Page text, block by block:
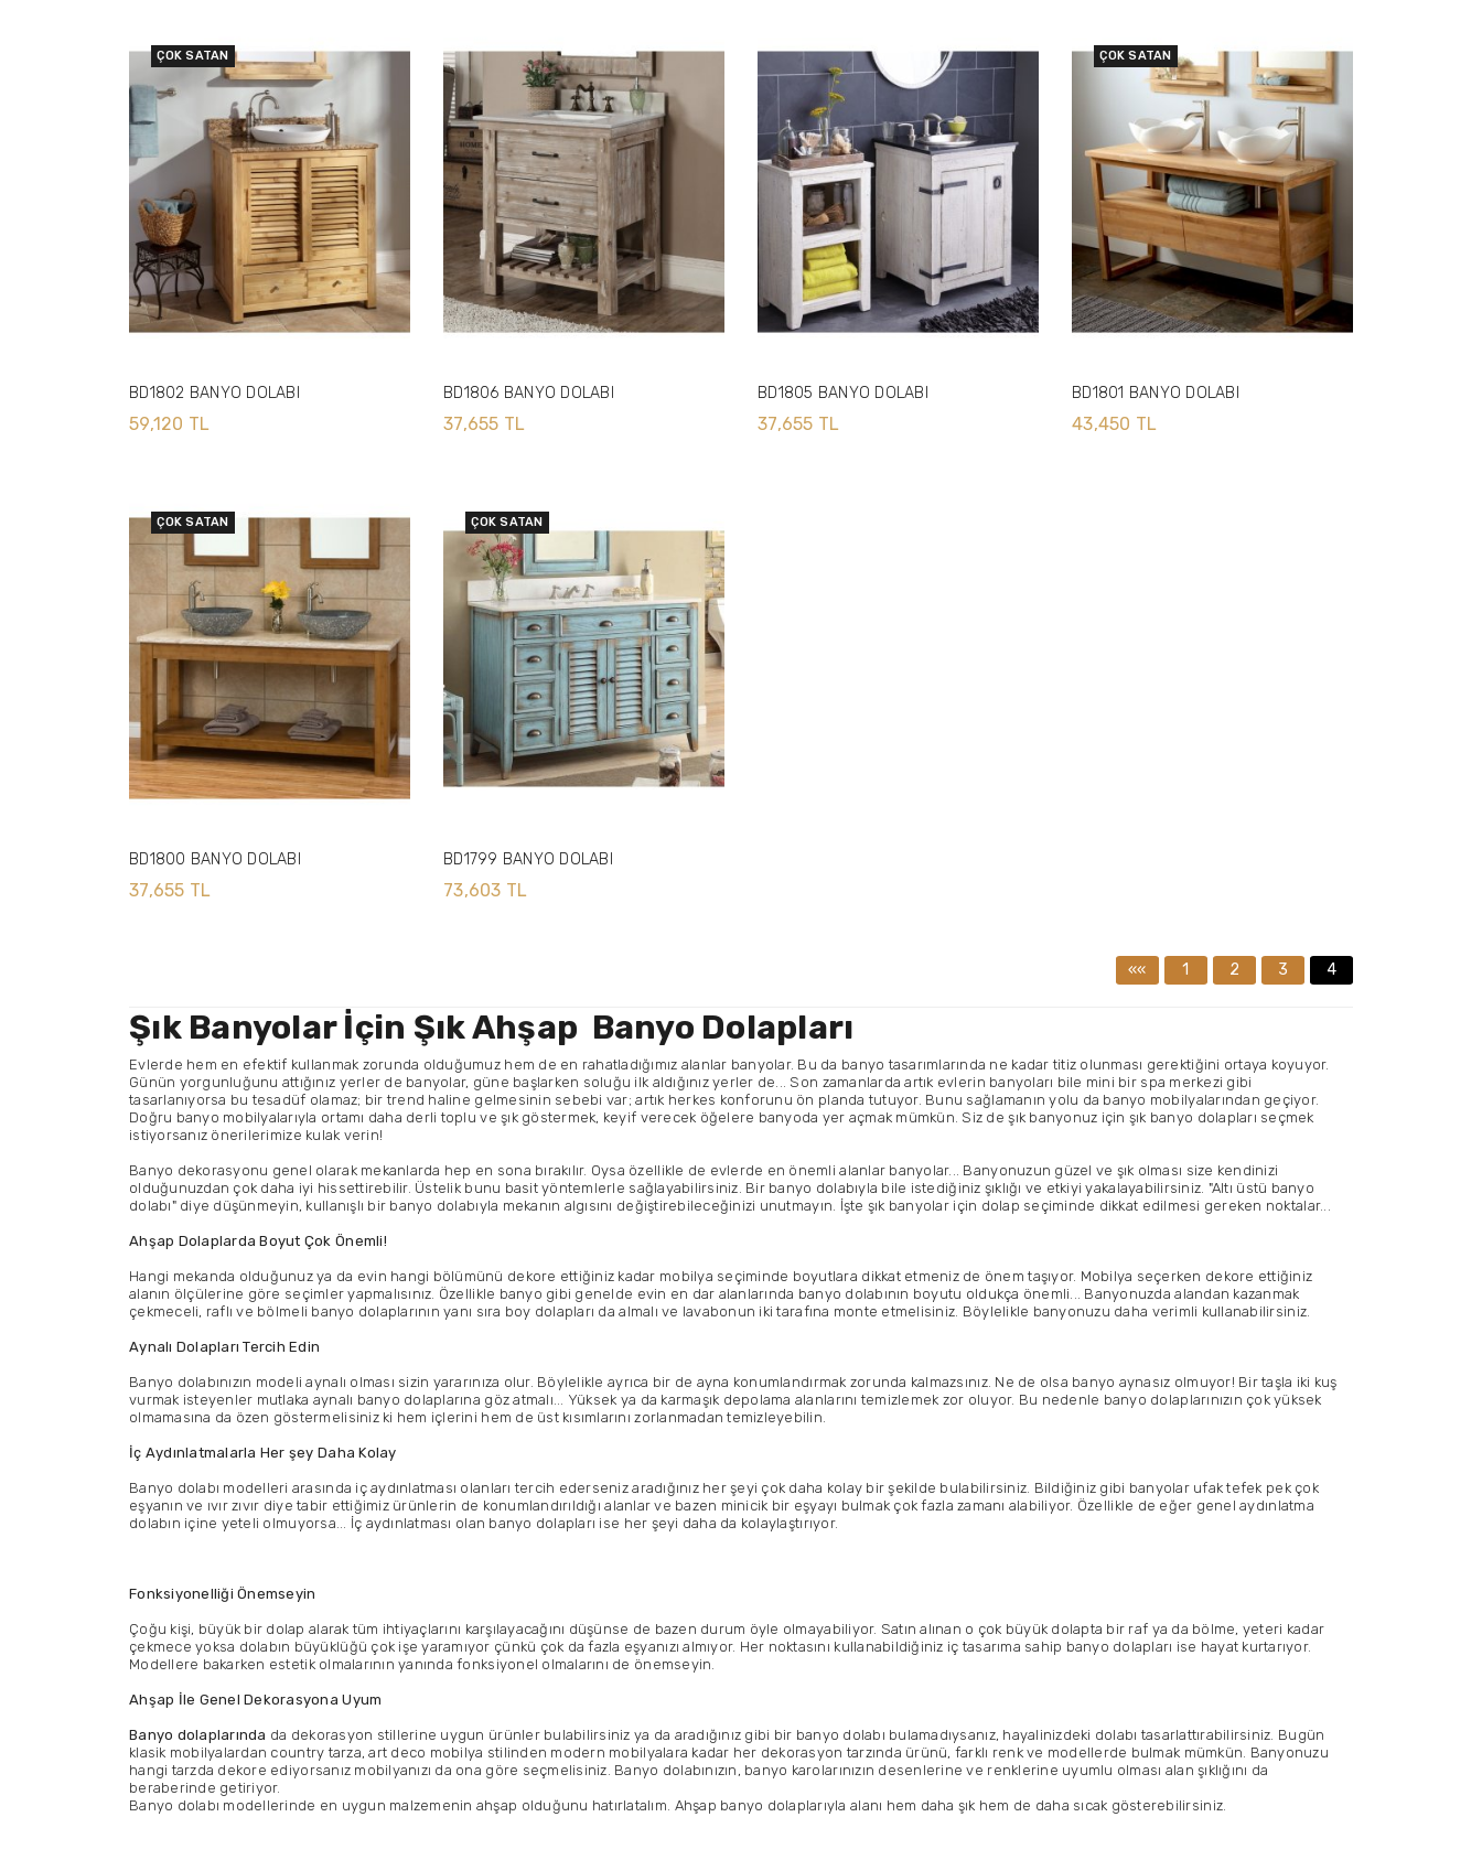
ÇOK SATAN
BD1802 BANYO DOLABI
59,120 TL
BD1806 BANYO DOLABI
37,655 TL
BD1805 BANYO DOLABI
37,655 TL
ÇOK SATAN
BD1801 BANYO DOLABI
43,450 TL
ÇOK SATAN
BD1800 BANYO DOLABI
37,655 TL
ÇOK SATAN
BD1799 BANYO DOLABI
73,603 TL
«« 1 2 3 4
Şık Banyolar İçin Şık Ahşap Banyo Dolapları
Evlerde hem en efektif kullanmak zorunda olduğumuz hem de en rahatladığımız alanlar banyolar. Bu da banyo tasarımlarında ne kadar titiz olunması gerektiğini ortaya koyuyor.
Günün yorgunluğunu attığınız yerler de banyolar, güne başlarken soluğu ilk aldığınız yerler de... Son zamanlarda artık evlerin banyoları bile mini bir spa merkezi gibi
tasarlanıyorsa bu tesadüf olamaz; bir trend haline gelmesinin sebebi var; artık herkes konforunu ön planda tutuyor. Bunu sağlamanın yolu da banyo mobilyalarından geçiyor.
Doğru banyo mobilyalarıyla ortamı daha derli toplu ve şık göstermek, keyif verecek öğelere banyoda yer açmak mümkün. Siz de şık banyonuz için şık banyo dolapları seçmek
istiyorsanız önerilerimize kulak verin!
Banyo dekorasyonu genel olarak mekanlarda hep en sona bırakılır. Oysa özellikle de evlerde en önemli alanlar banyolar... Banyonuzun güzel ve şık olması size kendinizi
olduğunuzdan çok daha iyi hissettirebilir. Üstelik bunu basit yöntemlerle sağlayabilirsiniz. Bir banyo dolabıyla bile istediğiniz şıklığı ve etkiyi yakalayabilirsiniz. "Altı üstü banyo
dolabı" diye düşünmeyin, kullanışlı bir banyo dolabıyla mekanın algısını değiştirebileceğinizi unutmayın. İşte şık banyolar için dolap seçiminde dikkat edilmesi gereken noktalar...
Ahşap Dolaplarda Boyut Çok Önemli!
Hangi mekanda olduğunuz ya da evin hangi bölümünü dekore ettiğiniz kadar mobilya seçiminde boyutlara dikkat etmeniz de önem taşıyor. Mobilya seçerken dekore ettiğiniz
alanın ölçülerine göre seçimler yapmalısınız. Özellikle banyo gibi genelde evin en dar alanlarında banyo dolabının boyutu oldukça önemli... Banyonuzda alandan kazanmak
çekmeceli, raflı ve bölmeli banyo dolaplarının yanı sıra boy dolapları da almalı ve lavabonun iki tarafına monte etmelisiniz. Böylelikle banyonuzu daha verimli kullanabilirsiniz.
Aynalı Dolapları Tercih Edin
Banyo dolabınızın modeli aynalı olması sizin yararınıza olur. Böylelikle ayrıca bir de ayna konumlandırmak zorunda kalmazsınız. Ne de olsa banyo aynasız olmuyor! Bir taşla iki kuş
vurmak isteyenler mutlaka aynalı banyo dolaplarına göz atmalı... Yüksek ya da karmaşık depolama alanlarını temizlemek zor oluyor. Bu nedenle banyo dolaplarınızın çok yüksek
olmamasına da özen göstermelisiniz ki hem içlerini hem de üst kısımlarını zorlanmadan temizleyebilin.
İç Aydınlatmalarla Her şey Daha Kolay
Banyo dolabı modelleri arasında iç aydınlatması olanları tercih ederseniz aradığınız her şeyi çok daha kolay bir şekilde bulabilirsiniz. Bildiğiniz gibi banyolar ufak tefek pek çok
eşyanın ve ıvır zıvır diye tabir ettiğimiz ürünlerin de konumlandırıldığı alanlar ve bazen minicik bir eşyayı bulmak çok fazla zamanı alabiliyor. Özellikle de eğer genel aydınlatma
dolabın içine yeteli olmuyorsa... İç aydınlatması olan banyo dolapları ise her şeyi daha da kolaylaştırıyor.
Fonksiyonelliği Önemseyin
Çoğu kişi, büyük bir dolap alarak tüm ihtiyaçlarını karşılayacağını düşünse de bazen durum öyle olmayabiliyor. Satın alınan o çok büyük dolapta bir raf ya da bölme, yeteri kadar
çekmece yoksa dolabın büyüklüğü çok işe yaramıyor çünkü çok da fazla eşyanızı almıyor. Her noktasını kullanabildiğiniz iç tasarıma sahip banyo dolapları ise hayat kurtarıyor.
Modellere bakarken estetik olmalarının yanında fonksiyonel olmalarını de önemseyin.
Ahşap İle Genel Dekorasyona Uyum
Banyo dolaplarında da dekorasyon stillerine uygun ürünler bulabilirsiniz ya da aradığınız gibi bir banyo dolabı bulamadıysanız, hayalinizdeki dolabı tasarlattırabilirsiniz. Bugün
klasik mobilyalardan country tarza, art deco mobilya stilinden modern mobilyalara kadar her dekorasyon tarzında ürünü, farklı renk ve modellerde bulmak mümkün. Banyonuzu
hangi tarzda dekore ediyorsanız mobilyanızı da ona göre seçmelisiniz. Banyo dolabınızın, banyo karolarınızın desenlerine ve renklerine uyumlu olması alan şıklığını da
beraberinde getiriyor.
Banyo dolabı modellerinde en uygun malzemenin ahşap olduğunu hatırlatalım. Ahşap banyo dolaplarıyla alanı hem daha şık hem de daha sıcak gösterebilirsiniz.